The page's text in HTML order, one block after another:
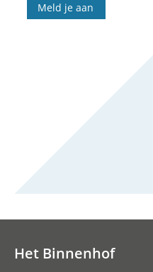
Meld je aan
Het Binnenhof